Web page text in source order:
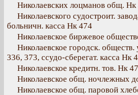
Николаевских лоцманов общ. Нк
Николаевского судостроит.
больничн. касса Нк 474
Николаевское биржевое
Николаевское городск.
336, 373, ссудо-сберегат. касса Нк
Николаевское кредитн. тов. Нк
Николаевское общ. ночлежных
Николаевское общ. паровой